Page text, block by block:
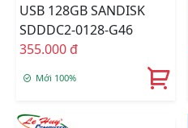
USB 128GB SANDISK
SDDDC2-0128-G46
355.000 đ
Mới 100%